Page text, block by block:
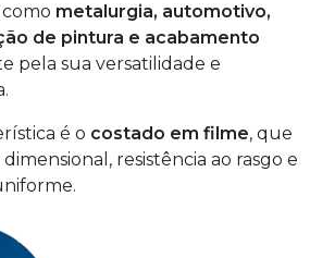
metalurgia, automotivo,
de pintura e acabamento
pela sua versatilidade e
é o costado em filme, que
resistência ao rasgo e